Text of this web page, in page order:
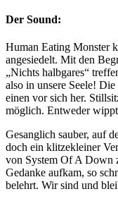
Der Sound:
Human Eating Monster
angesiedelt. Mit den
„Nichts halbgares“
also in unsere Seele!
einen vor sich her.
möglich. Entweder
Gesanglich sauber, auf
doch ein klitzekleiner
von System Of A Down
Gedanke aufkam, so
belehrt. Wir sind und